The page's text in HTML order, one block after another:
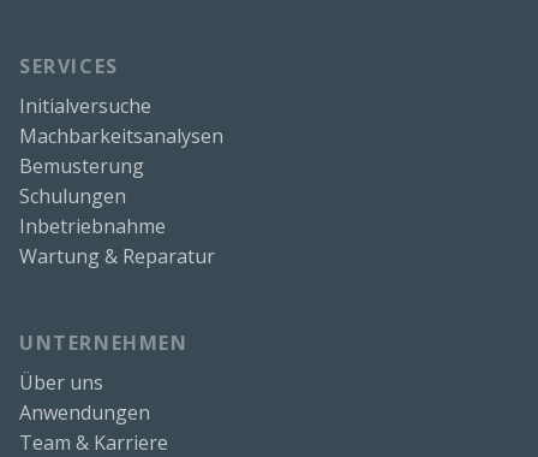
SERVICES
Initialversuche
Machbarkeitsanalysen
Bemusterung
Schulungen
Inbetriebnahme
Wartung & Reparatur
UNTERNEHMEN
Über uns
Anwendungen
Team & Karriere